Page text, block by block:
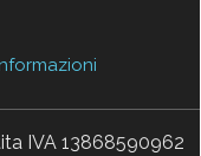
IVA 13868590962